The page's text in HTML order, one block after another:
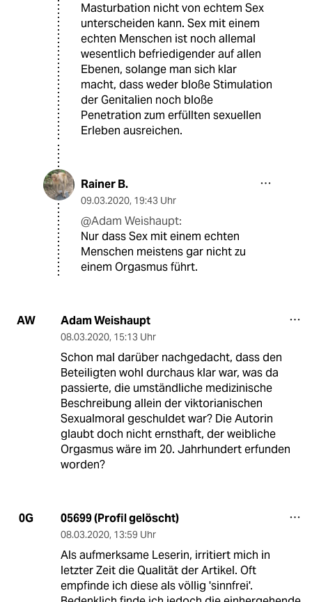
Masturbation nicht von echtem Sex
unterscheiden kann. Sex mit einem
echten Menschen ist noch allemal
wesentlich befriedigender auf allen
Ebenen, solange man sich klar
macht, dass weder bloße Stimulation
der Genitalien noch bloße
Penetration zum erfüllten sexuellen
Erleben ausreichen.
Rainer B.
09.03.2020, 19:43 Uhr
@Adam Weishaupt:
Nur dass Sex mit einem echten
Menschen meistens gar nicht zu
einem Orgasmus führt.
AW Adam Weishaupt
08.03.2020, 15:13 Uhr
Schon mal darüber nachgedacht, dass den
Beteiligten wohl durchaus klar war, was da
passierte, die umständliche medizinische
Beschreibung allein der viktorianischen
Sexualmoral geschuldet war? Die Autorin
glaubt doch nicht ernsthaft, der weibliche
Orgasmus wäre im 20. Jahrhundert erfunden
worden?
0G 05699 (Profil gelöscht)
08.03.2020, 13:59 Uhr
Als aufmerksame Leserin, irritiert mich in
letzter Zeit die Qualität der Artikel. Oft
empfinde ich diese als völlig 'sinnfrei'.